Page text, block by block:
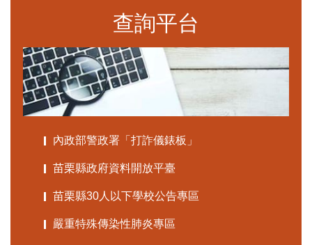
查詢平台
內政部警政署「打詐儀錶板」
苗栗縣政府資料開放平臺
苗栗縣30人以下學校公告專區
嚴重特殊傳染性肺炎專區